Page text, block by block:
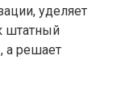
уделяет
штатный
а решает